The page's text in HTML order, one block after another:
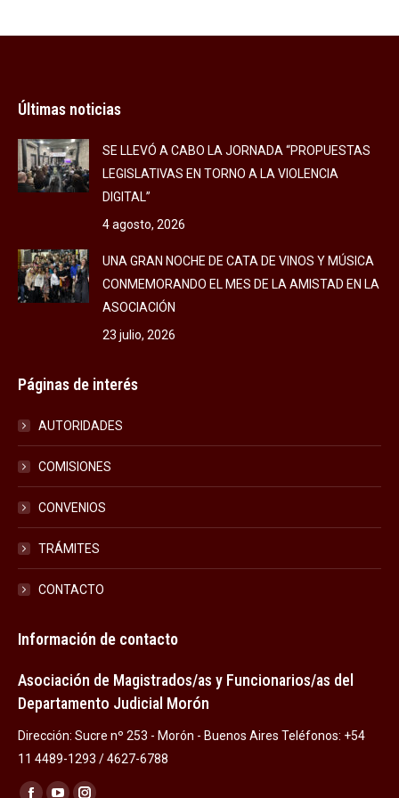
Últimas noticias
SE LLEVÓ A CABO LA JORNADA “PROPUESTAS
LEGISLATIVAS EN TORNO A LA VIOLENCIA
DIGITAL”
4 agosto, 2026
UNA GRAN NOCHE DE CATA DE VINOS Y MÚSICA
CONMEMORANDO EL MES DE LA AMISTAD EN LA
ASOCIACIÓN
23 julio, 2026
Páginas de interés
AUTORIDADES
COMISIONES
CONVENIOS
TRÁMITES
CONTACTO
Información de contacto
Asociación de Magistrados/as y Funcionarios/as del
Departamento Judicial Morón
Dirección: Sucre nº 253 - Morón - Buenos Aires Teléfonos: +54
11 4489-1293 / 4627-6788
Encuéntranos en: